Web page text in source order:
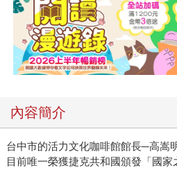
內容簡介
台中市的活力文化咖啡館館長─高嵩
目前唯一榮獲捷克共和國頒發「國